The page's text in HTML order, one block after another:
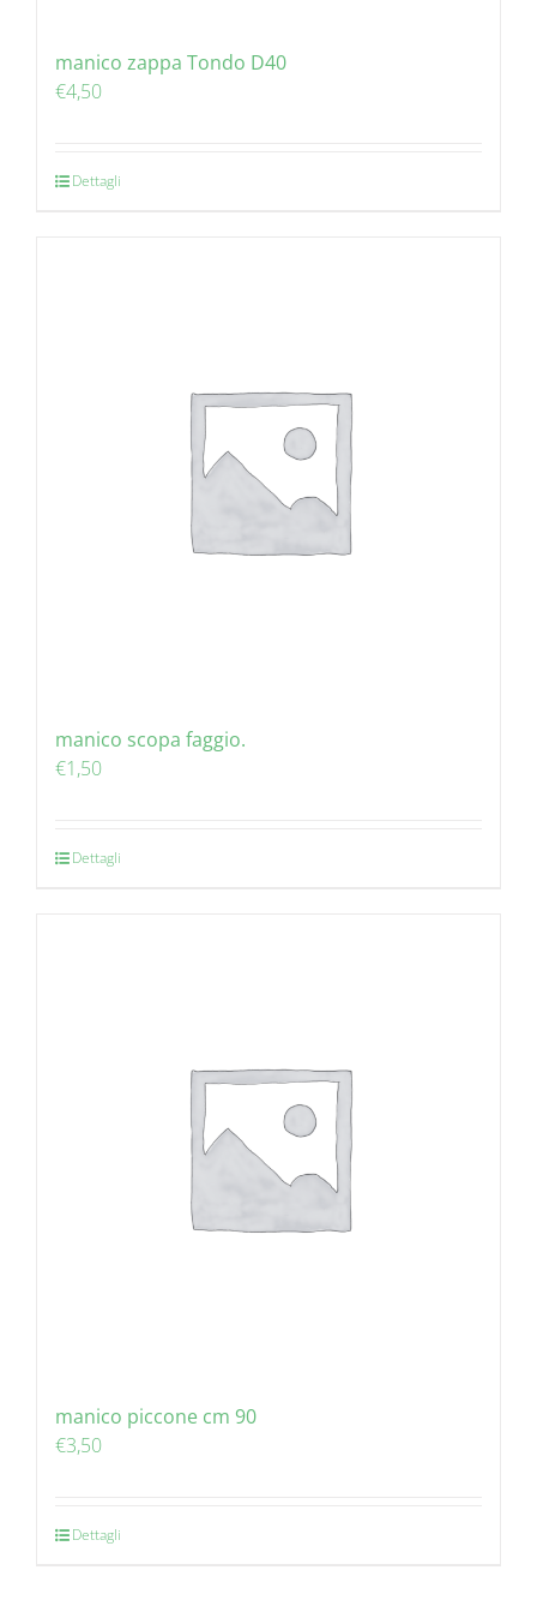
manico zappa Tondo D40
€4,50
Dettagli
manico scopa faggio.
€1,50
Dettagli
manico piccone cm 90
€3,50
Dettagli